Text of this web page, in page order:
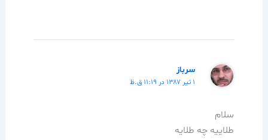
سرباز
۱ تیر ۱۳۸۷ در ۱۱:۱۹ ق.ظ
سلام
طلاییه چه طلایه